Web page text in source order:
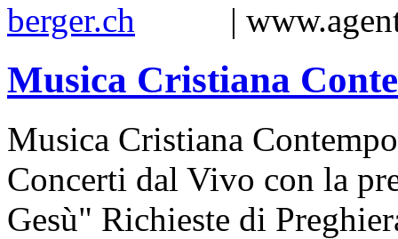
|
Musica Cristiana
Musica Cristiana
Concerti dal Vivo con la
Gesù" Richieste di